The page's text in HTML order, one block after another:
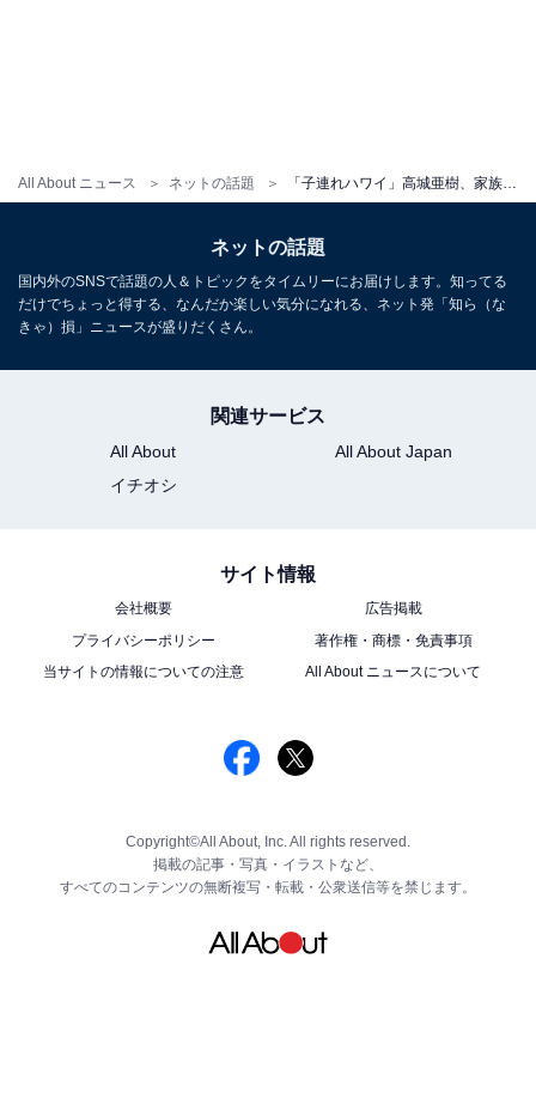
All About ニュース ネットの話題 「子連れハワイ」高城亜樹、家族でハワイ満喫ショット！ 夫でプロサッカー選手・高橋祐治は撮影係？
ネットの話題
国内外のSNSで話題の人＆トピックをタイムリーにお届けします。知ってる
だけでちょっと得する、なんだか楽しい気分になれる、ネット発「知ら（な
きゃ）損」ニュースが盛りだくさん。
関連サービス
All About
All About Japan
イチオシ
サイト情報
会社概要
広告掲載
プライバシーポリシー
著作権・商標・免責事項
当サイトの情報についての注意
All About ニュースについて
Copyright©All About, Inc. All rights reserved.
掲載の記事・写真・イラストなど、
すべてのコンテンツの無断複写・転載・公衆送信等を禁じます。